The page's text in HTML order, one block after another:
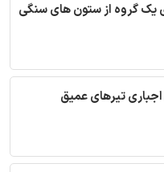
یک گروه از ستون های سنگی
اجباری تیرهای عمیق